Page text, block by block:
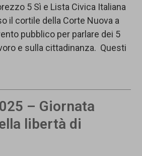
5 Sì e Lista Civica Italiana
il cortile della Corte Nuova a
pubblico per parlare dei 5
e sulla cittadinanza. Questi
– Giornata
libertà di